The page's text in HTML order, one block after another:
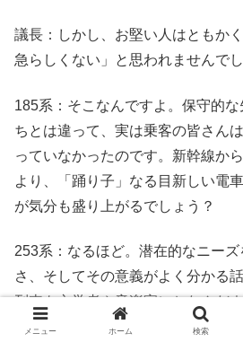
議長：しかし、お堅い人はともか
急らしくない」と思われませんで
185系：そこなんですよ。保守的
ちとは違って、実は乗客の皆さん
っていなかったのです。新幹線か
より、「踊り子」なる目新しい電
が気分も盛り上がるでしょう？
253系：なるほど。潜在的なニー
さ、そしてその意義がよく分かる
列車も文学者や音楽家にちなんだ
す。
メニュー ホーム 検索